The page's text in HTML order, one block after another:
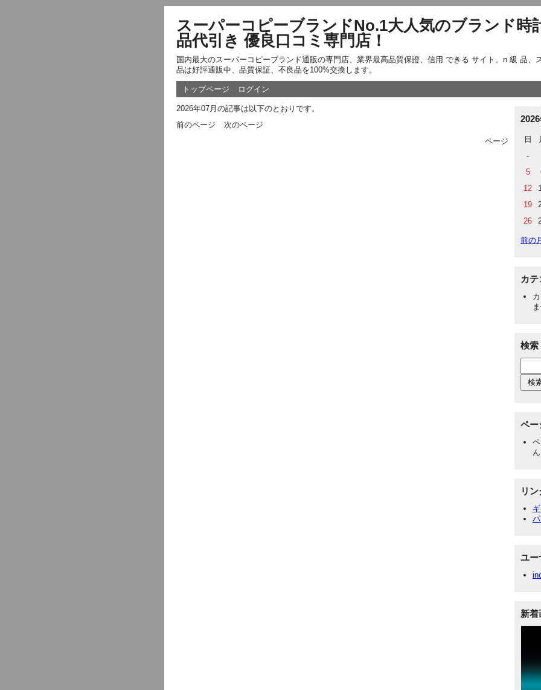
スーパーコピーブランドNo.1大人気のブランド時
品代引き 優良口コミ専門店！
国内最大のスーパーコピーブランド通販の専門店、業界最高品質保證、信用 できる サイト。n 級 品、
品は好評通販中、品質保証、不良品を100%交換します。
トップページ ログイン
2026年07月の記事は以下のとおりです。
前のページ
次のページ
ページ
日
-
5
12
19
26
前の
カ
検索
ペー
ん
リン
ユー
新着